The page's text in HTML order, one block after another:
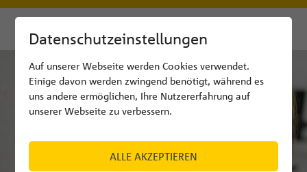
Datenschutzeinstellungen
Auf unserer Webseite werden Cookies verwendet.
Einige davon werden zwingend benötigt, während es
uns andere ermöglichen, Ihre Nutzererfahrung auf
unserer Webseite zu verbessern.
ALLE AKZEPTIEREN